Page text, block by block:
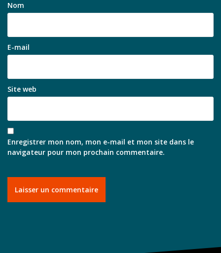
Nom
E-mail
Site web
Enregistrer mon nom, mon e-mail et mon site dans le
navigateur pour mon prochain commentaire.